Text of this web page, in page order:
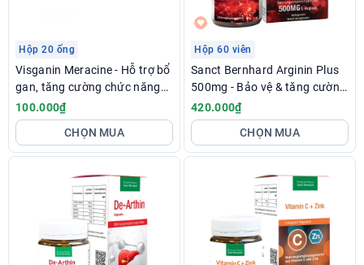
Hộp 20 ống
Visganin Meracine - Hỗ trợ bổ
gan, tăng cường chức năng
giải độc gan
100.000₫
CHỌN MUA
Hộp 60 viên
Sanct Bernhard Arginin Plus
500mg - Bảo vệ & tăng cường
chức năng gan
420.000₫
CHỌN MUA